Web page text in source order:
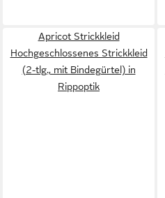
Apricot Strickkleid
Hochgeschlossenes Strickkleid
(2-tlg., mit Bindegürtel) in
Rippoptik